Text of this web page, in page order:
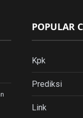
POPULAR
Kpk
Prediksi
Link